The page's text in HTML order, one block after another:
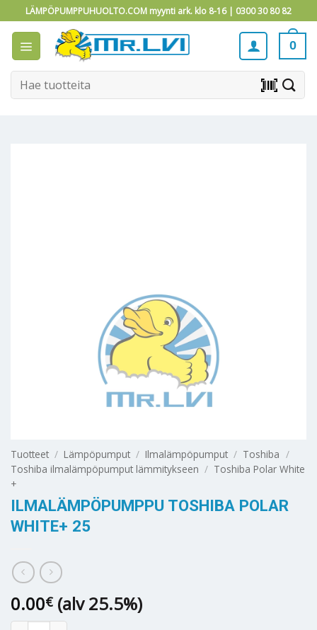
to
content
LÄMPÖPUMPPUHUOLTO.COM myynti ark. klo 8-16 | 0300 30 80 82
0
Etsi: barcode_scanner
Tuotteet / Lämpöpumput / Ilmalämpöpumput / Toshiba /
Toshiba ilmalämpöpumput lämmitykseen / Toshiba Polar White
+
ILMALÄMPÖPUMPPU TOSHIBA POLAR
WHITE+ 25
0.00€ (alv 25.5%)